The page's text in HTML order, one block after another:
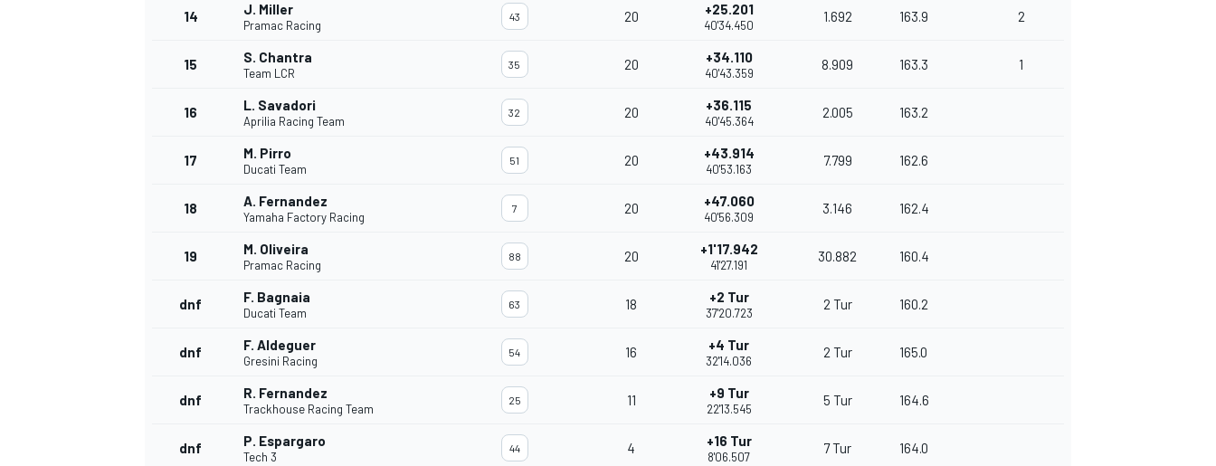
TÜRK SPORCULAR
14 J. Miller
Pramac Racing
43 20 +25.201
40'34.450
1.692 163.9 2
15 S. Chantra
Team LCR
35 20 +34.110
40'43.359
8.909 163.3 1
16 L. Savadori
Aprilia Racing Team
32 20 +36.115
40'45.364
2.005 163.2
17 M. Pirro
Ducati Team
51 20 +43.914
40'53.163
7.799 162.6
18 A. Fernandez
Yamaha Factory Racing
7 20 +47.060
40'56.309
3.146 162.4
19 M. Oliveira
Pramac Racing
88 20 +1'17.942
41'27.191
30.882 160.4
dnf F. Bagnaia
Ducati Team
63 18 +2 Tur
37'20.723
2 Tur 160.2
dnf F. Aldeguer
Gresini Racing
54 16 +4 Tur
32'14.036
2 Tur 165.0
dnf R. Fernandez
Trackhouse Racing Team
25 11 +9 Tur
22'13.545
5 Tur 164.6
dnf P. Espargaro
Tech 3
44 4 +16 Tur
8'06.507
7 Tur 164.0